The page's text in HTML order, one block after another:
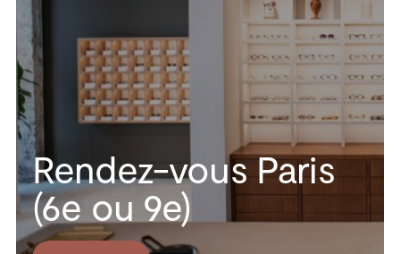
Rendez-vous Paris
(6e ou 9e)